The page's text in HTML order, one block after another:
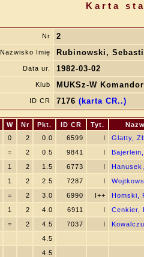
Karta
Nr 2
Nazwisko Imię Rubinowski,
Data ur. 1982-03-02
Klub MUKSz-W
ID CR 7176 (karta CR..)
W Nr Pkt. ID CR Tyt.
0 2 0.0 6599 I
Glatty,
= 2 0.5 9841 I
1 2 1.5 6773 I
1 2 2.5 7287 I
= 2 3.0 6990 I++
Homski,
1 2 4.0 6911 I
Cenkier,
= 2 4.5 7037 I
4.5
4.5